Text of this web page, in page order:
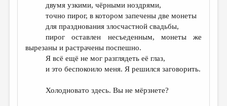
двумя узкими, чёрными ноздрями,
точно пирог, в котором запечены две монеты
для празднования злосчастной свадьбы,
пирог оставлен несъеденным, монеты же
вырезаны и растрачены поспешно.
Я всё ещё не мог разглядеть её глаз,
и это беспокоило меня. Я решился заговорить.
Холодновато здесь. Вы не мёрзнете?